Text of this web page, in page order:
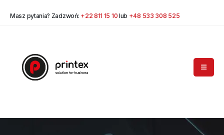
Masz pytania? Zadzwoń: +22 811 15 10 lub +48 533 308 525